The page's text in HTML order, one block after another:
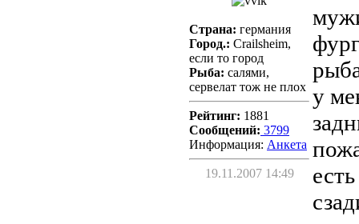
Страна: германия
Город.: Crailsheim,
если то город
Рыба: салями,
сервелат тож не плох
Рейтинг: 1881
Сообщений: 3799
Информация: Aнкета
19.11.2007 14:49
у